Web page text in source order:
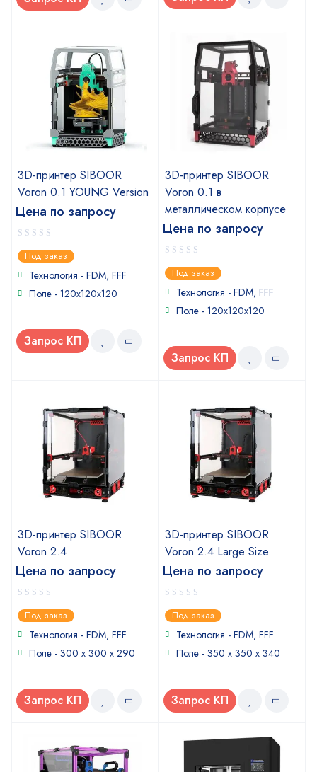
3D-принтер SIBOOR
Voron 0.1 YOUNG Version
Цена по запросу
0
out
of
Под заказ
Технология - FDM, FFF
Поле - 120x120x120
Запрос КП
3D-принтер SIBOOR
Voron 0.1 в
металлическом корпусе
Цена по запросу
0
out
of
Под заказ
Технология - FDM, FFF
Поле - 120x120x120
Запрос КП
3D-принтер SIBOOR
Voron 2.4
Цена по запросу
0
out
of
Под заказ
Технология - FDM, FFF
Поле - 300 х 300 х 290
Запрос КП
3D-принтер SIBOOR
Voron 2.4 Large Size
Цена по запросу
0
out
of
Под заказ
Технология - FDM, FFF
Поле - 350 х 350 х 340
Запрос КП